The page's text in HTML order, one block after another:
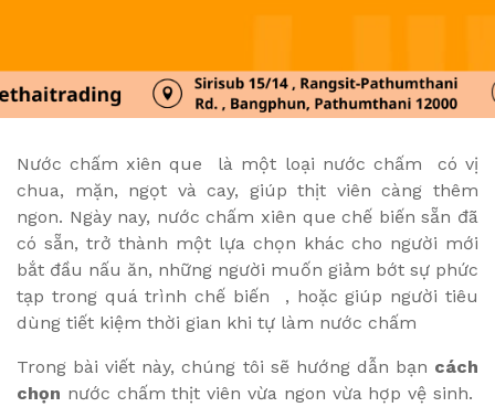
Nước chấm xiên que là một loại nước chấm có vị
chua, mặn, ngọt và cay, giúp thịt viên càng thêm
ngon. Ngày nay, nước chấm xiên que chế biến sẵn đã
có sẵn, trở thành một lựa chọn khác cho người mới
bắt đầu nấu ăn, những người muốn giảm bớt sự phức
tạp trong quá trình chế biến , hoặc giúp người tiêu
dùng tiết kiệm thời gian khi tự làm nước chấm
Trong bài viết này, chúng tôi sẽ hướng dẫn bạn cách
chọn nước chấm thịt viên vừa ngon vừa hợp vệ sinh.